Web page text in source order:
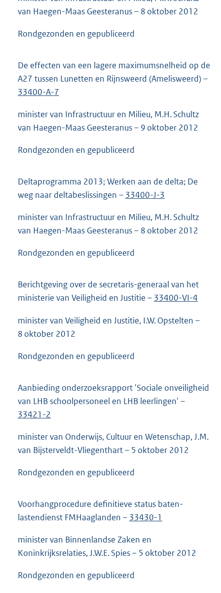
van Haegen-Maas Geesteranus – 8 oktober 2012
Rondgezonden en gepubliceerd
De effecten van een lagere maximumsnelheid op de
A27 tussen Lunetten en Rijnsweerd (Amelisweerd) –
33400-A-7
minister van Infrastructuur en Milieu, M.H. Schultz
van Haegen-Maas Geesteranus – 9 oktober 2012
Rondgezonden en gepubliceerd
Deltaprogramma 2013; Werken aan de delta; De
weg naar deltabeslissingen – 33400-J-3
minister van Infrastructuur en Milieu, M.H. Schultz
van Haegen-Maas Geesteranus – 8 oktober 2012
Rondgezonden en gepubliceerd
Berichtgeving over de secretaris-generaal van het
ministerie van Veiligheid en Justitie – 33400-VI-4
minister van Veiligheid en Justitie, I.W. Opstelten –
8 oktober 2012
Rondgezonden en gepubliceerd
Aanbieding onderzoeksrapport 'Sociale onveiligheid
van LHB schoolpersoneel en LHB leerlingen' –
33421-2
minister van Onderwijs, Cultuur en Wetenschap, J.M.
van Bijsterveldt-Vliegenthart – 5 oktober 2012
Rondgezonden en gepubliceerd
Voorhangprocedure definitieve status baten-
lastendienst FMHaaglanden – 33430-1
minister van Binnenlandse Zaken en
Koninkrijksrelaties, J.W.E. Spies – 5 oktober 2012
Rondgezonden en gepubliceerd